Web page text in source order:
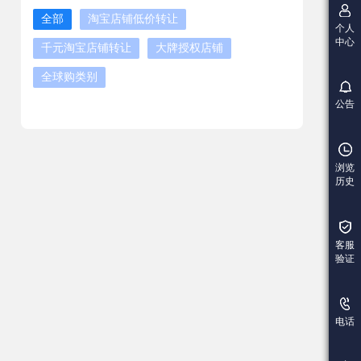
全部 淘宝店铺低价转让
千元淘宝店铺转让 大牌授权店铺
全球购类别
个人
中心
公告
浏览
历史
客服
验证
电话